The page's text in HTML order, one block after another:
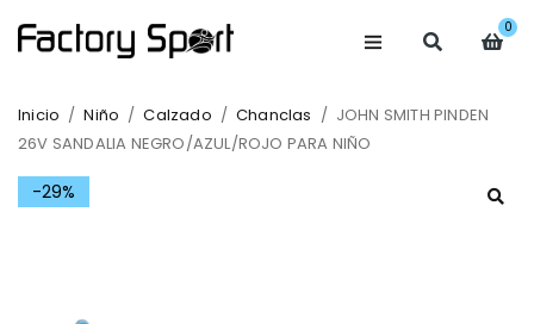
0
Inicio / Niño / Calzado / Chanclas / JOHN SMITH PINDEN
26V SANDALIA NEGRO/AZUL/ROJO PARA NIÑO
-29%